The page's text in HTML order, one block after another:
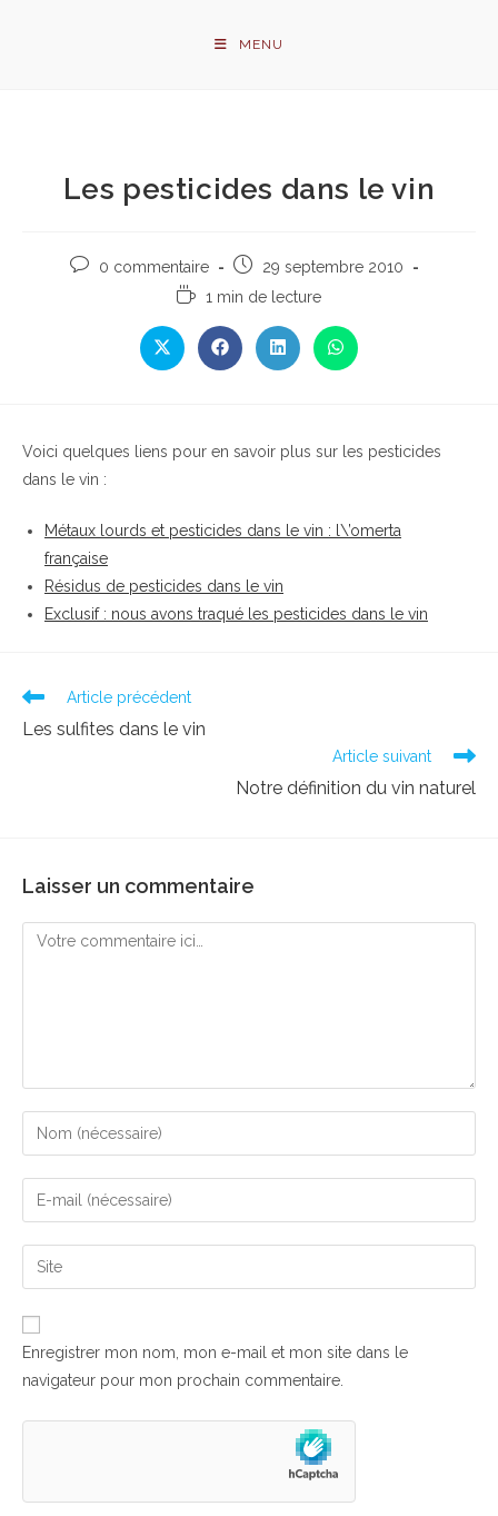
MENU
Les pesticides dans le vin
Commentaires
publication :
0 commentaire
Publication
publiée :
29 septembre 2010
Temps
lecture :
1 min de lecture
Ouvrir
dans
Ouvrir
dans
Ouvrir
dans
Ouvrir
dans
Voici quelques liens pour en savoir plus sur les pesticides
dans le vin :
Métaux lourds et pesticides dans le vin : l\’omerta
française
Résidus de pesticides dans le vin
Exclusif : nous avons traqué les pesticides dans le vin
Read
articles
Article précédent
Les sulfites dans le vin
Article suivant
Notre définition du vin naturel
Laisser un commentaire
Comment
Enter
your
name
comment
Enter
your
email
address
comment
Saisir
l’URL
de
Enregistrer mon nom, mon e-mail et mon site dans le
navigateur pour mon prochain commentaire.